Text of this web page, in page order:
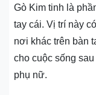
Gò Kim tinh là
tay cái. Vị trí này
nơi khác trên bàn
cho cuộc sống
phụ nữ.